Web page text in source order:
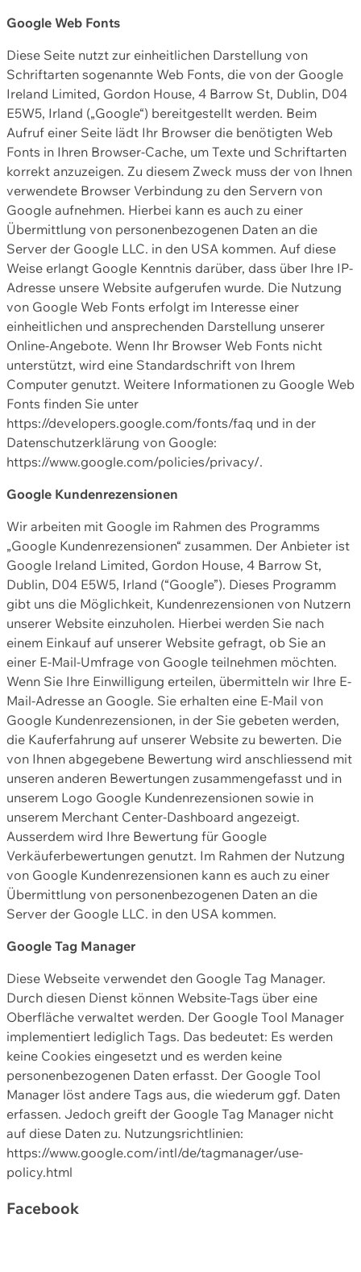
Google Web Fonts
Diese Seite nutzt zur einheitlichen Darstellung von
Schriftarten sogenannte Web Fonts, die von der Google
Ireland Limited, Gordon House, 4 Barrow St, Dublin, D04
E5W5, Irland („Google“) bereitgestellt werden. Beim
Aufruf einer Seite lädt Ihr Browser die benötigten Web
Fonts in Ihren Browser-Cache, um Texte und Schriftarten
korrekt anzuzeigen. Zu diesem Zweck muss der von Ihnen
verwendete Browser Verbindung zu den Servern von
Google aufnehmen. Hierbei kann es auch zu einer
Übermittlung von personenbezogenen Daten an die
Server der Google LLC. in den USA kommen. Auf diese
Weise erlangt Google Kenntnis darüber, dass über Ihre IP-
Adresse unsere Website aufgerufen wurde. Die Nutzung
von Google Web Fonts erfolgt im Interesse einer
einheitlichen und ansprechenden Darstellung unserer
Online-Angebote. Wenn Ihr Browser Web Fonts nicht
unterstützt, wird eine Standardschrift von Ihrem
Computer genutzt. Weitere Informationen zu Google Web
Fonts finden Sie unter
https://developers.google.com/fonts/faq und in der
Datenschutzerklärung von Google:
https://www.google.com/policies/privacy/.
Google Kundenrezensionen
Wir arbeiten mit Google im Rahmen des Programms
„Google Kundenrezensionen“ zusammen. Der Anbieter ist
Google Ireland Limited, Gordon House, 4 Barrow St,
Dublin, D04 E5W5, Irland (“Google”). Dieses Programm
gibt uns die Möglichkeit, Kundenrezensionen von Nutzern
unserer Website einzuholen. Hierbei werden Sie nach
einem Einkauf auf unserer Website gefragt, ob Sie an
einer E-Mail-Umfrage von Google teilnehmen möchten.
Wenn Sie Ihre Einwilligung erteilen, übermitteln wir Ihre E-
Mail-Adresse an Google. Sie erhalten eine E-Mail von
Google Kundenrezensionen, in der Sie gebeten werden,
die Kauferfahrung auf unserer Website zu bewerten. Die
von Ihnen abgegebene Bewertung wird anschliessend mit
unseren anderen Bewertungen zusammengefasst und in
unserem Logo Google Kundenrezensionen sowie in
unserem Merchant Center-Dashboard angezeigt.
Ausserdem wird Ihre Bewertung für Google
Verkäuferbewertungen genutzt. Im Rahmen der Nutzung
von Google Kundenrezensionen kann es auch zu einer
Übermittlung von personenbezogenen Daten an die
Server der Google LLC. in den USA kommen.
Google Tag Manager
Diese Webseite verwendet den Google Tag Manager.
Durch diesen Dienst können Website-Tags über eine
Oberfläche verwaltet werden. Der Google Tool Manager
implementiert lediglich Tags. Das bedeutet: Es werden
keine Cookies eingesetzt und es werden keine
personenbezogenen Daten erfasst. Der Google Tool
Manager löst andere Tags aus, die wiederum ggf. Daten
erfassen. Jedoch greift der Google Tag Manager nicht
auf diese Daten zu. Nutzungsrichtlinien:
https://www.google.com/intl/de/tagmanager/use-
policy.html
Facebook